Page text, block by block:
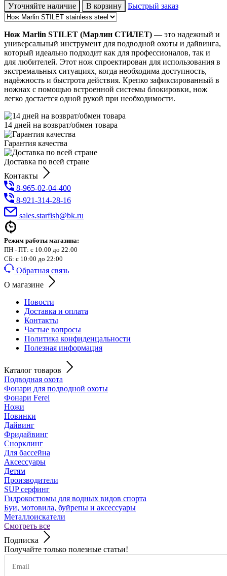
Уточняйте наличие
В корзину Быстрый заказ
Нож Marlin STILET (Марлин СТИЛЕТ) — это надежный и
универсальный инструмент для подводной охоты и дайвинга,
который идеально подходит как для профессионалов, так и
для любителей. Этот нож спроектирован для использования в
экстремальных ситуациях, когда необходима доступность,
надёжность и быстрота действия. Крепко зафиксированный в
ножнах с помощью встроенной системы блокировки, нож
легко достается одной рукой при необходимости.
14 дней на возврат/обмен товара
Гарантия качества
Доставка по всей стране
Контакты
8-965-02-04-400
8-921-314-28-16
sales.starfish@bk.ru
Режим работы магазина:
ПН - ПТ: с 10:00 до 22:00
СБ: с 10:00 до 22:00
Обратная связь
О магазине
Новости
Доставка и оплата
Контакты
Частые вопросы
Политика конфиденцальности
Полезная информация
Каталог товаров
Подводная охота
Фонари для подводной охоты
Фонари Ferei
Ножи
Новинки
Дайвинг
Фридайвинг
Снорклинг
Для бассейна
Аксессуары
Детям
Производители
SUP серфинг
Гидрокостюмы для водных видов спорта
Буи, мотовила, буйрепы и аксессуары
Металлоискатели
Смотреть все
Подписка
Получайте только полезные статьи!